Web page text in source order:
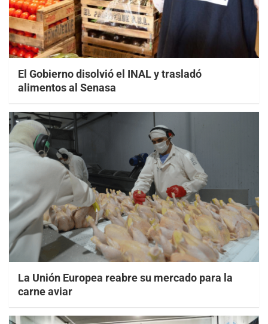
El Gobierno disolvió el INAL y trasladó
alimentos al Senasa
La Unión Europea reabre su mercado para la
carne aviar